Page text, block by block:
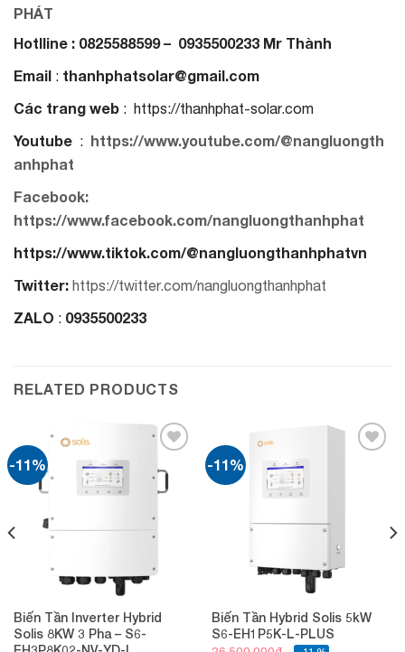
PHÁT
Hotlline : 0825588599 – 0935500233 Mr Thành
Email : thanhphatsolar@gmail.com
Các trang web : https://thanhphat-solar.com
Youtube : https://www.youtube.com/@nangluongth
anhphat
Facebook:
https://www.facebook.com/nangluongthanhphat
https://www.tiktok.com/@nangluongthanhphatvn
Twitter: https://twitter.com/nangluongthanhphat
ZALO : 0935500233
RELATED PRODUCTS
-11%
Add to
Biến Tần Inverter Hybrid
Solis 8KW 3 Pha – S6-
-11%
Biến Tần Hybrid Solis 5kW
S6-EH1P5K-L-PLUS